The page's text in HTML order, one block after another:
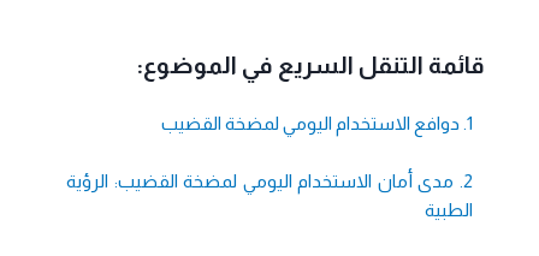
قائمة التنقل السريع في الموضوع:
1. دوافع الاستخدام اليومي لمضخة القضيب
2. مدى أمان الاستخدام اليومي لمضخة القضيب: الرؤية
الطبية